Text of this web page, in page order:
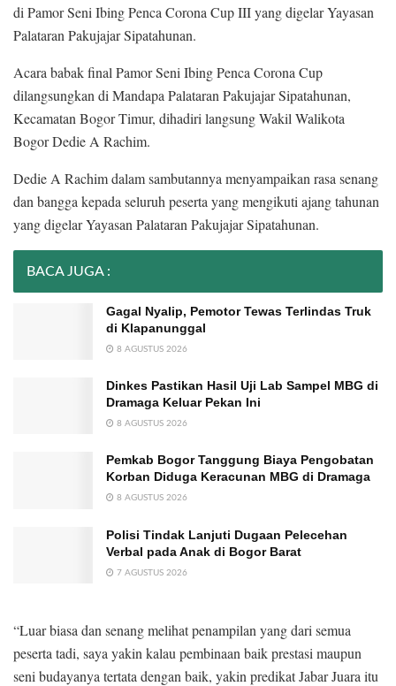
di Pamor Seni Ibing Penca Corona Cup III yang digelar Yayasan
Palataran Pakujajar Sipatahunan.
Acara babak final Pamor Seni Ibing Penca Corona Cup
dilangsungkan di Mandapa Palataran Pakujajar Sipatahunan,
Kecamatan Bogor Timur, dihadiri langsung Wakil Walikota
Bogor Dedie A Rachim.
Dedie A Rachim dalam sambutannya menyampaikan rasa senang
dan bangga kepada seluruh peserta yang mengikuti ajang tahunan
yang digelar Yayasan Palataran Pakujajar Sipatahunan.
BACA JUGA :
Gagal Nyalip, Pemotor Tewas Terlindas Truk
di Klapanunggal
8 AGUSTUS 2026
Dinkes Pastikan Hasil Uji Lab Sampel MBG di
Dramaga Keluar Pekan Ini
8 AGUSTUS 2026
Pemkab Bogor Tanggung Biaya Pengobatan
Korban Diduga Keracunan MBG di Dramaga
8 AGUSTUS 2026
Polisi Tindak Lanjuti Dugaan Pelecehan
Verbal pada Anak di Bogor Barat
7 AGUSTUS 2026
“Luar biasa dan senang melihat penampilan yang dari semua
peserta tadi, saya yakin kalau pembinaan baik prestasi maupun
seni budayanya tertata dengan baik, yakin predikat Jabar Juara itu